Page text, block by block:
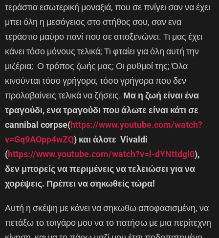
τεράστια εσωτερική μοναξιά, που σε πνίγει σαν να έχει
μπει όλη η μεσόγειος στο στήθος σου, σαν ενα
τεράστιο μαύρο πανί που σε αποξενώνει. Τι μας έχει
κάνει τόσο μόνους τελικά; Τι φταίει για όλη αυτή την
μιζέρια; Ο τρόπος ζωής μας; Οι ρυθμοί της; Όλα
κινούνται τόσο γρήγορα, τόσο γρήγορα που δεν
προλαβαίνεις τελικά να ζήσεις. Μα η ζωή είναι ένα
τραγούδι, ενα τραγούδι που άλωτε είναι κάτι σε
cannibal corpse(https://www.youtube.com/watch?
v=Gq9AOpp4wZQ) και άλοτε Vivaldi
(https://www.youtube.com/watch?v=l-dYNttdgl0),
δεν μπορείς να περιμένεις να τελειώσει για να
χορέψεις. Πρέπει να σηκωθείς τώρα!
Αυτή η σκέψη με κάνει να σηκωθω αποφασισμένη, να
πετάξω το τσιγάρο μου να το πατήσω με μια περίτεχνη